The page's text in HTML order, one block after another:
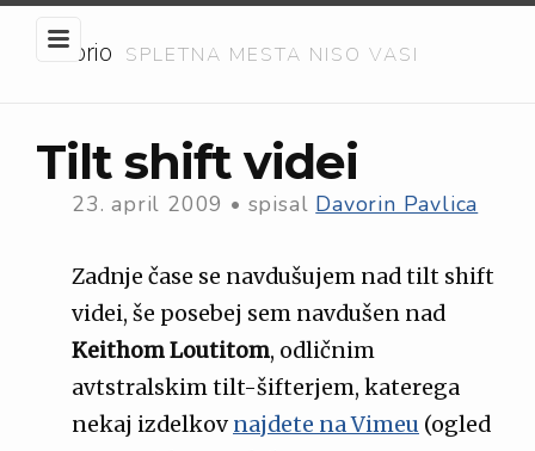
Embrio SPLETNA MESTA NISO VASI
Tilt shift videi
23. april 2009 • spisal Davorin Pavlica
Zadnje čase se navdušujem nad tilt shift
videi, še posebej sem navdušen nad
Keithom Loutitom, odličnim
avtstralskim tilt-šifterjem, katerega
nekaj izdelkov najdete na Vimeu (ogled